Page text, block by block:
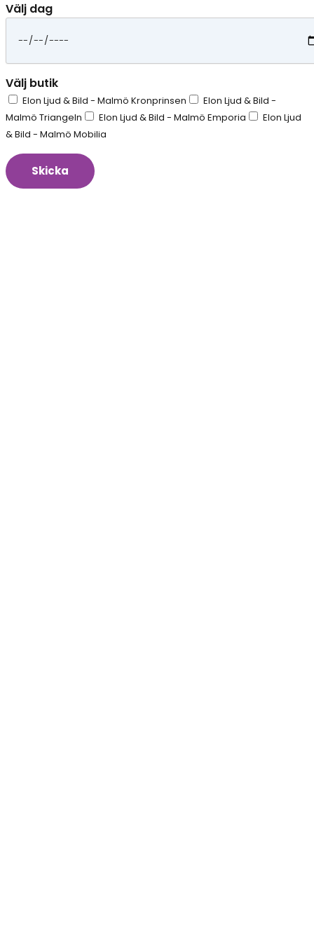
Välj dag
Välj butik
Elon Ljud & Bild - Malmö Kronprinsen
Elon Ljud & Bild -
Malmö Triangeln
Elon Ljud & Bild - Malmö Emporia
Elon Ljud
& Bild - Malmö Mobilia
Skicka